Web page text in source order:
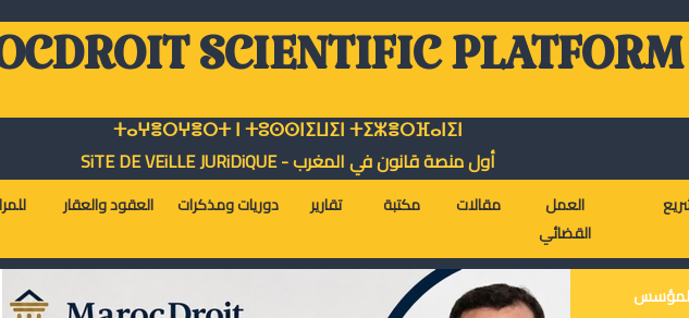
SCIENTIFIC PLATFORM
ⵜⴰⵖⴻⵔⵖⴻⵔⵜ ⵏ ⵜⵓⵙⵙⵏⵉⵡⵉⵏ ⵜⵉⵣⴻⵔⴼⴰⵏⵉⵏ
أول منصة قانون في المغرب - SiTE DE VEiLLE JURiDiQUE
العقود والعقار دوريات ومذكرات تقارير مكتبة مقالات
العمل
القضائي
المؤسس